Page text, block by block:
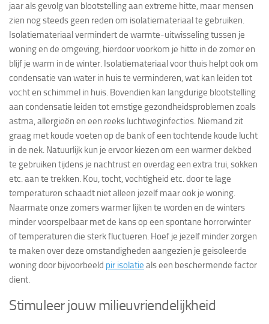
jaar als gevolg van blootstelling aan extreme hitte, maar mensen
zien nog steeds geen reden om isolatiemateriaal te gebruiken.
Isolatiemateriaal vermindert de warmte-uitwisseling tussen je
woning en de omgeving, hierdoor voorkom je hitte in de zomer en
blijf je warm in de winter. Isolatiemateriaal voor thuis helpt ook om
condensatie van water in huis te verminderen, wat kan leiden tot
vocht en schimmel in huis. Bovendien kan langdurige blootstelling
aan condensatie leiden tot ernstige gezondheidsproblemen zoals
astma, allergieën en een reeks luchtweginfecties. Niemand zit
graag met koude voeten op de bank of een tochtende koude lucht
in de nek. Natuurlijk kun je ervoor kiezen om een warmer dekbed
te gebruiken tijdens je nachtrust en overdag een extra trui, sokken
etc. aan te trekken. Kou, tocht, vochtigheid etc. door te lage
temperaturen schaadt niet alleen jezelf maar ook je woning.
Naarmate onze zomers warmer lijken te worden en de winters
minder voorspelbaar met de kans op een spontane horrorwinter
of temperaturen die sterk fluctueren. Hoef je jezelf minder zorgen
te maken over deze omstandigheden aangezien je geisoleerde
woning door bijvoorbeeld pir isolatie als een beschermende factor
dient.
Stimuleer jouw milieuvriendelijkheid